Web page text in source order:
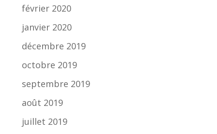
février 2020
janvier 2020
décembre 2019
octobre 2019
septembre 2019
août 2019
juillet 2019